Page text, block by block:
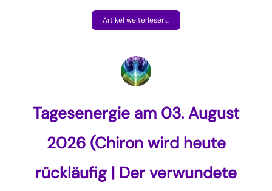
Artikel weiterlesen...
Tagesenergie am 03. August
2026 (Chiron wird heute
rückläufig | Der verwundete